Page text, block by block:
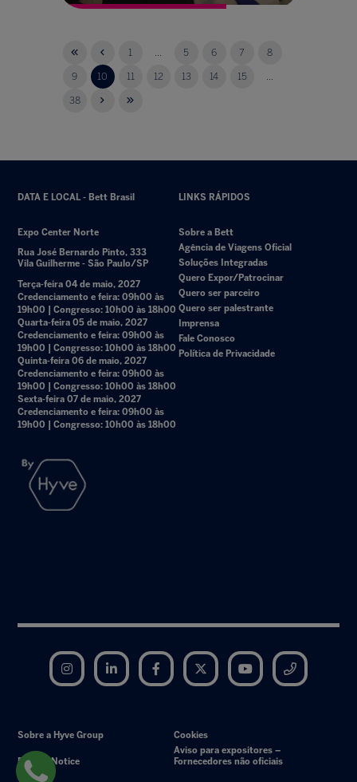
1 ... 5 6 7 8
9 10 11 12 13 14 15 ...
38
DATA E LOCAL - Bett Brasil
Expo Center Norte
Rua José Bernardo Pinto, 333
Vila Guilherme - São Paulo/SP
Terça-feira 04 de maio, 2027
Credenciamento e feira: 09h00 às
19h00 | Congresso: 10h00 às 18h00
Quarta-feira 05 de maio, 2027
Credenciamento e feira: 09h00 às
19h00 | Congresso: 10h00 às 18h00
Quinta-feira 06 de maio, 2027
Credenciamento e feira: 09h00 às
19h00 | Congresso: 10h00 às 18h00
Sexta-feira 07 de maio, 2027
Credenciamento e feira: 09h00 às
19h00 | Congresso: 10h00 às 18h00
LINKS RÁPIDOS
Sobre a Bett
Agência de Viagens Oficial
Soluções Integradas
Quero Expor/Patrocinar
Quero ser parceiro
Quero ser palestrante
Imprensa
Fale Conosco
Política de Privacidade
Instagram LinkedIn Facebook Twitter YouTube
Sobre a Hyve Group Cookies
Privacy Notice
Aviso para expositores –
Fornecedores não oficiais